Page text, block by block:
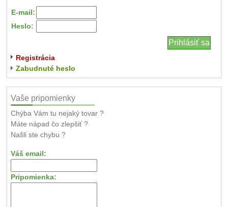
E-mail:
Heslo:
Registrácia
Zabudnuté heslo
Vaše pripomienky
Chýba Vám tu nejaký tovar ?
Máte nápad čo zlepšiť ?
Našli ste chybu ?
Váš email:
Pripomienka: